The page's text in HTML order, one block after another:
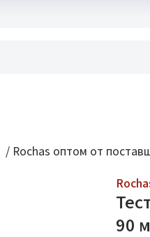
/ Rochas оптом от
90